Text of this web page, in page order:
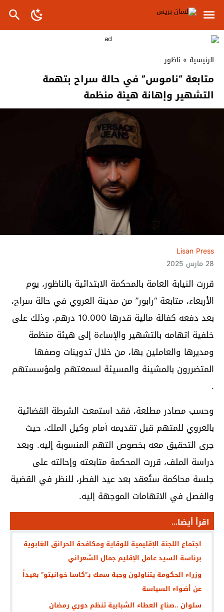
الرئيسية » ناظور
متابعة “ناموس” في حالة سراح بتهمة
التشهير وإهانة هيئة منظمة
Lisan Press
28 مارس 2025
قررت النيابة العامة بالمحكمة الابتدائية بالناظور، يوم
الأربعاء، متابعة “رابور” من مدينة العروي في حالة سراح،
بعد دفعه كفالة مالية قدرها 10.000 درهم، وذلك على
خلفية اتهامه بالتشهير والإساءة إلى هيئة منظمة
ومديرها والعاملين بها، من خلال تدوينات وصفها
المتضررون بالمشينة والمسيئة لسمعتهم ولمؤسستهم
.
وحسب مصادر مطلعة، فقد استمعت الشرطة القضائية
بالعروي للمتهم قبل تقديمه أمام وكيل الملك، حيث
جرى التحقيق معه بخصوص التهم المنسوبة إليه. وبعد
دراسة الملف، قررت المحكمة متابعته وإحالته على
جلسة محاكمة ستُعقد بعد عيد الفطر، للنظر في القضية
والفصل في الاتهامات الموجهة إليه.
اقرأ أيضا...
اجتماع اللجنة الإقليمية للوقاية ومكافحة الحرائق الغابوية
برئاسة السيد عامل الإقليم جمال الشعراني
وزراء الحكومة يتناولون وجبة سمك بـ”كاسا خوانيتو” بعيداً
عن أضواء السياسة
سلوان ..صناع العطاء الشبابية تنظم دوري رمضان